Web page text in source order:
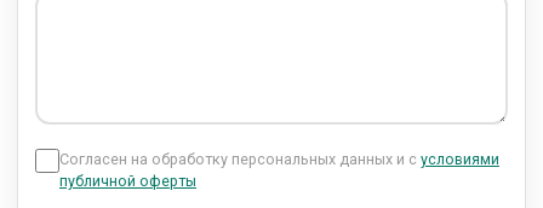
Согласен на обработку персональных данных и с условиями
публичной оферты